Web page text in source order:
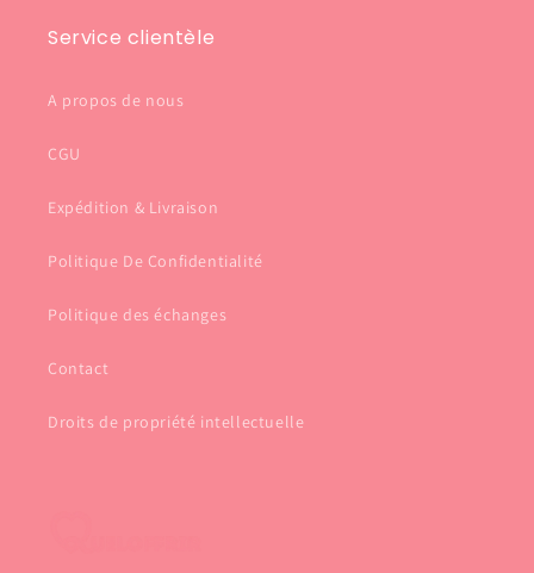
Service clientèle
A propos de nous
CGU
Expédition & Livraison
Politique De Confidentialité
Politique des échanges
Contact
Droits de propriété intellectuelle